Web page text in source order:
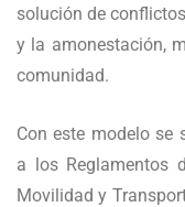
solución de
y la amonestación,
comunidad.
Con este modelo se
a los Reglamentos
Movilidad y